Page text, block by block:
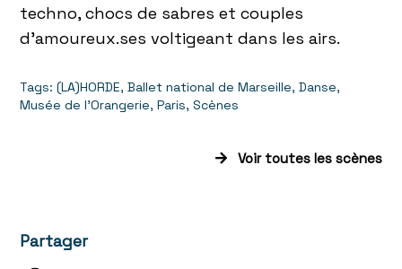
techno, chocs de sabres et couples
d’amoureux.ses voltigeant dans les airs.
Tags:(LA)HORDE, Ballet national de Marseille, Danse,
Musée de l'Orangerie, Paris, Scènes
Voir toutes les scènes
Partager